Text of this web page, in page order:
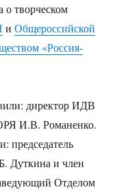
о творческом
иОбщероссийской
«Россия-
директор ИДВ
И.В. Романенко.
председатель
Дуткина и член
Отделом